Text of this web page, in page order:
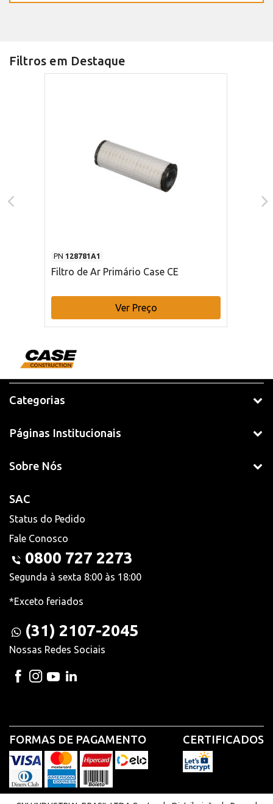
Filtros em Destaque
PN 128781A1
Filtro de Ar Primário Case CE
Ver Preço
Categorias
Páginas Institucionais
Sobre Nós
SAC
Status do Pedido
Fale Conosco
0800 727 2273
Segunda à sexta 8:00 às 18:00
*Exceto feriados
(31) 2107-2045
Nossas Redes Sociais
FORMAS DE PAGAMENTO CERTIFICADOS